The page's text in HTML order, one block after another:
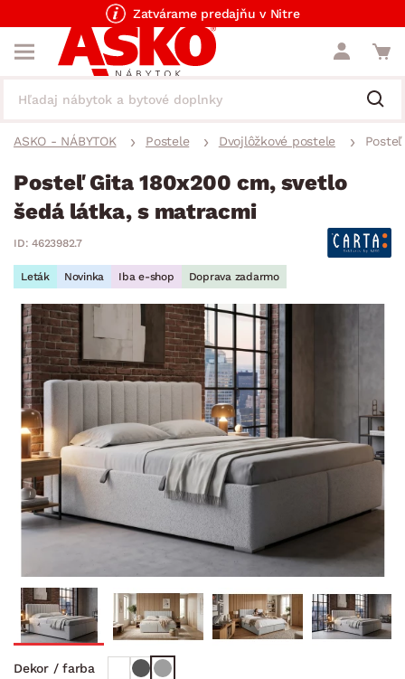
Zatvárame predajňu v Nitre
ASKO - NÁBYTOK Postele Dvojlôžkové postele
Posteľ Gita 180x200 cm, svetlo
šedá látka, s matracmi
ID: 4623982.7
Leták Novinka Iba e-shop Doprava zadarmo
Dekor / farba